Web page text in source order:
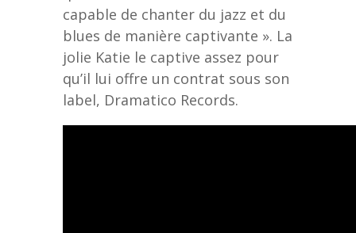
capable de chanter du jazz et du
blues de manière captivante ». La
jolie Katie le captive assez pour
qu’il lui offre un contrat sous son
label, Dramatico Records.